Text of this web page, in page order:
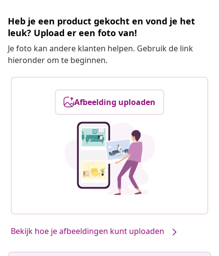
Heb je een product gekocht en vond je het
leuk? Upload er een foto van!
Je foto kan andere klanten helpen. Gebruik de link
hieronder om te beginnen.
Afbeelding uploaden
Bekijk hoe je afbeeldingen kunt uploaden